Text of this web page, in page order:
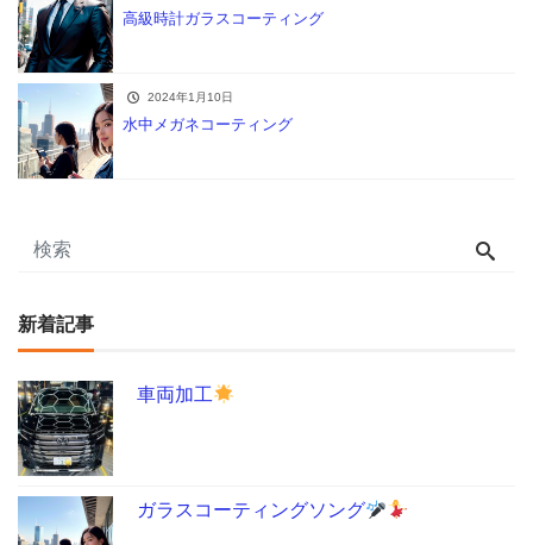
高級時計ガラスコーティング
2024年1月10日
水中メガネコーティング
新着記事
車両加工
ガラスコーティングソング